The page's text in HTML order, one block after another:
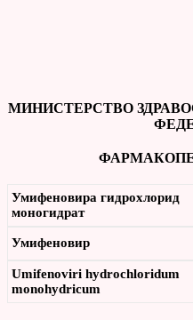
МИНИСТЕРСТВО
Умифеновира гидрохлорид
моногидрат
Умифеновир
Umifenoviri hydrochloridum
monohydricum